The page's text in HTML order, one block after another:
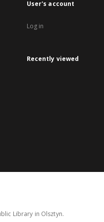
User's account
Log in
Recently viewed
Library in Olsztyn.